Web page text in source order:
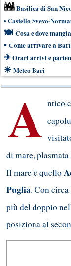
Basilica di San
• Castello Svevo-
🍽 Cosa e dove
• Come arrivare a Bari
✈Orari arrivi e
☀ Meteo Bari
A ntico
di mare,
Il mare è quello
Puglia. Con
più del doppio
posiziona al